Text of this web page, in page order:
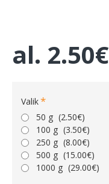
al. 2.50€
Valik
50 g (2.50€)
100 g (3.50€)
250 g (8.00€)
500 g (15.00€)
1000 g (29.00€)